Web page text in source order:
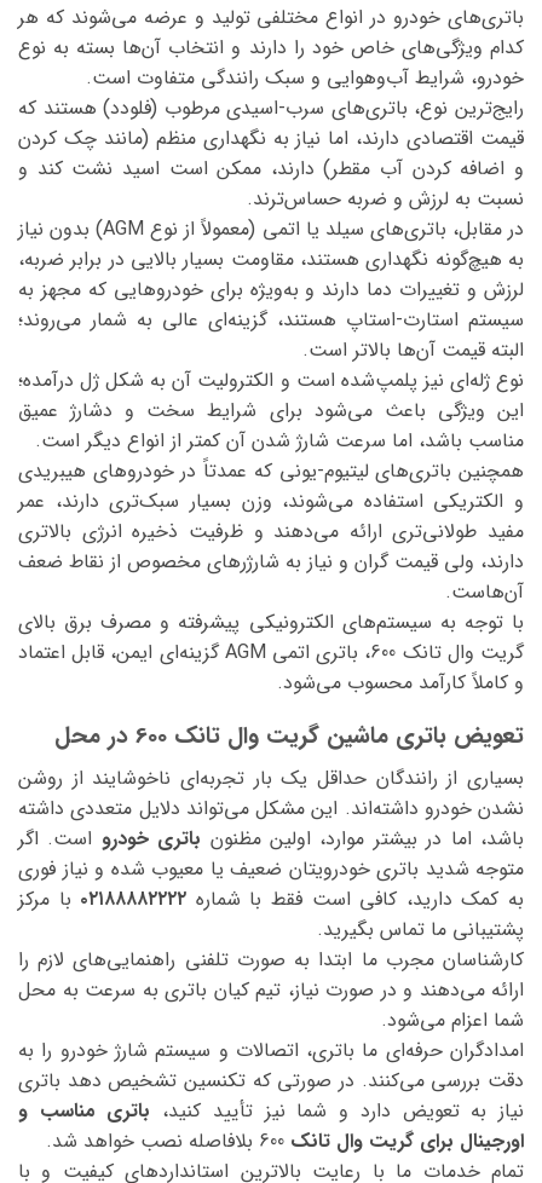
باتری‌های خودرو در انواع مختلفی تولید و عرضه می‌شوند که هر
کدام ویژگی‌های خاص خود را دارند و انتخاب آن‌ها بسته به نوع
خودرو، شرایط آب‌وهوایی و سبک رانندگی متفاوت است.
رایج‌ترین نوع، باتری‌های سرب-اسیدی مرطوب (فلودد) هستند که
قیمت اقتصادی دارند، اما نیاز به نگهداری منظم (مانند چک کردن
و اضافه کردن آب مقطر) دارند، ممکن است اسید نشت کند و
نسبت به لرزش و ضربه حساس‌ترند.
در مقابل، باتری‌های سیلد یا اتمی (معمولاً از نوع AGM) بدون نیاز
به هیچ‌گونه نگهداری هستند، مقاومت بسیار بالایی در برابر ضربه،
لرزش و تغییرات دما دارند و به‌ویژه برای خودروهایی که مجهز به
سیستم استارت-استاپ هستند، گزینه‌ای عالی به شمار می‌روند؛
البته قیمت آن‌ها بالاتر است.
نوع ژله‌ای نیز پلمپ‌شده است و الکترولیت آن به شکل ژل درآمده؛
این ویژگی باعث می‌شود برای شرایط سخت و دشارژ عمیق
مناسب باشد، اما سرعت شارژ شدن آن کمتر از انواع دیگر است.
همچنین باتری‌های لیتیوم-یونی که عمدتاً در خودروهای هیبریدی
و الکتریکی استفاده می‌شوند، وزن بسیار سبک‌تری دارند، عمر
مفید طولانی‌تری ارائه می‌دهند و ظرفیت ذخیره انرژی بالاتری
دارند، ولی قیمت گران و نیاز به شارژرهای مخصوص از نقاط ضعف
آن‌هاست.
با توجه به سیستم‌های الکترونیکی پیشرفته و مصرف برق بالای
گریت وال تانک 600، باتری اتمی AGM گزینه‌ای ایمن، قابل اعتماد
و کاملاً کارآمد محسوب می‌شود.
تعویض باتری ماشین گریت وال تانک 600 در محل
بسیاری از رانندگان حداقل یک بار تجربه‌ای ناخوشایند از روشن
نشدن خودرو داشته‌اند. این مشکل می‌تواند دلایل متعددی داشته
باشد، اما در بیشتر موارد، اولین مظنون باتری خودرو است. اگر
متوجه شدید باتری خودرویتان ضعیف یا معیوب شده و نیاز فوری
به کمک دارید، کافی است فقط با شماره ۰۲۱۸۸۸۸۲۲۲۲ با مرکز
پشتیبانی ما تماس بگیرید.
کارشناسان مجرب ما ابتدا به صورت تلفنی راهنمایی‌های لازم را
ارائه می‌دهند و در صورت نیاز، تیم کیان باتری به سرعت به محل
شما اعزام می‌شود.
امدادگران حرفه‌ای ما باتری، اتصالات و سیستم شارژ خودرو را به
دقت بررسی می‌کنند. در صورتی که تکنسین تشخیص دهد باتری
نیاز به تعویض دارد و شما نیز تأیید کنید، باتری مناسب و
اورجینال برای گریت وال تانک 600 بلافاصله نصب خواهد شد.
تمام خدمات ما با رعایت بالاترین استانداردهای کیفیت و با